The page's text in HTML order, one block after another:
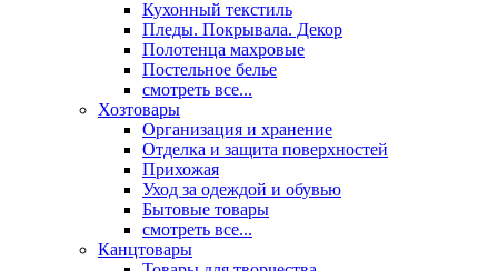
Кухонный текстиль
Пледы. Покрывала. Декор
Полотенца махровые
Постельное белье
смотреть все...
Хозтовары
Организация и хранение
Отделка и защита поверхностей
Прихожая
Уход за одеждой и обувью
Бытовые товары
смотреть все...
Канцтовары